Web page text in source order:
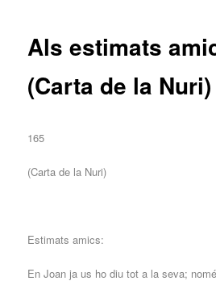
Als estimats
(Carta de la Nuri)
165
(Carta de la Nuri)
Estimats amics:
En Joan ja us ho diu tot a la seva;